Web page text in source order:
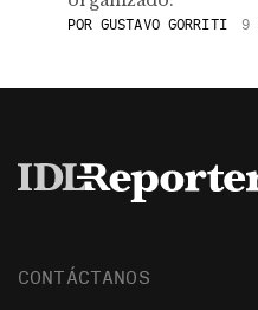
POR GUSTAVO GORRITI 9
CONTÁCTANOS